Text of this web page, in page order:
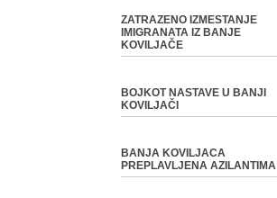
ZATRAZENO IZMESTANJE
IMIGRANATA IZ BANJE
KOVILJAČE
BOJKOT NASTAVE U BANJI
KOVILJAČI
BANJA KOVILJACA
PREPLAVLJENA AZILANTIMA